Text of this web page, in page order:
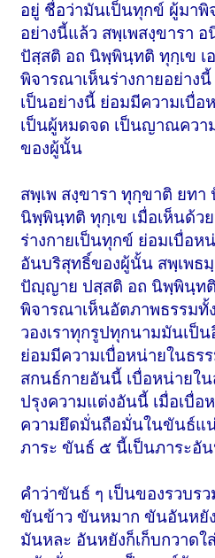
อยู่ ชื่อว่ามันเป็นทุกข์ ผู้มาพิ
อย่างนี้แล้ว สพฺเพสงฺขารา
ปัสฺสติ อถ นิพฺพินฺทติ ทุกฺเข เ
พิจารณาเห็นร่างกายอย่าง
เป็นอย่างนี้ ย่อมมีความเบื่อ
เป็นผู้หมดจด เป็นญาณควา
ของผู้นั้น
สพฺเพ สงฺขารา ทุกฺขาติ ยท
นิพฺพินฺทติ ทุกฺเข เมื่อเห็นด้ว
ร่างกายเป็นทุกข์ ย่อมเบื่อห
อันบริสุทธิ์ของผู้นั้น สพฺเพธ
ปัญฺญาย ปสฺสติ อถ นิพฺพินฺทติ
พิจารณาเห็นอัตภาพธรรมทั้
วองเราทุกรูปทุกนามมันเป็
ย่อมมีความเบื่อหน่ายในธ
สกนธ์กายอันนี้ เบื่อหน่ายใ
ปรุงความแต่งอันนี้ เมื่อเบื่
ความยึดมั่นถือมั่นในขันธ์แ
ภาระ ขันธ์ ๕ นี้เป็นภาระอั
คำว่าขันธ์ ๆ เป็นของรวบร
ขันข้าว ขันหมาก ขันอันหยั
มันหละ อันหยังก็เก็บกวาด